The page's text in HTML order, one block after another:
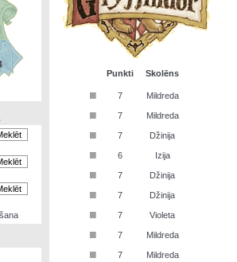
Punkti Skolēns
■ 7 Mildreda
■ 7 Mildreda
■ 7 Džinija
■ 6 Izija
■ 7 Džinija
■ 7 Džinija
■ 7 Violeta
■ 7 Mildreda
■ 7 Mildreda